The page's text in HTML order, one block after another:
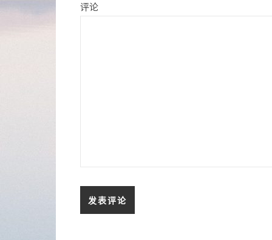
评论